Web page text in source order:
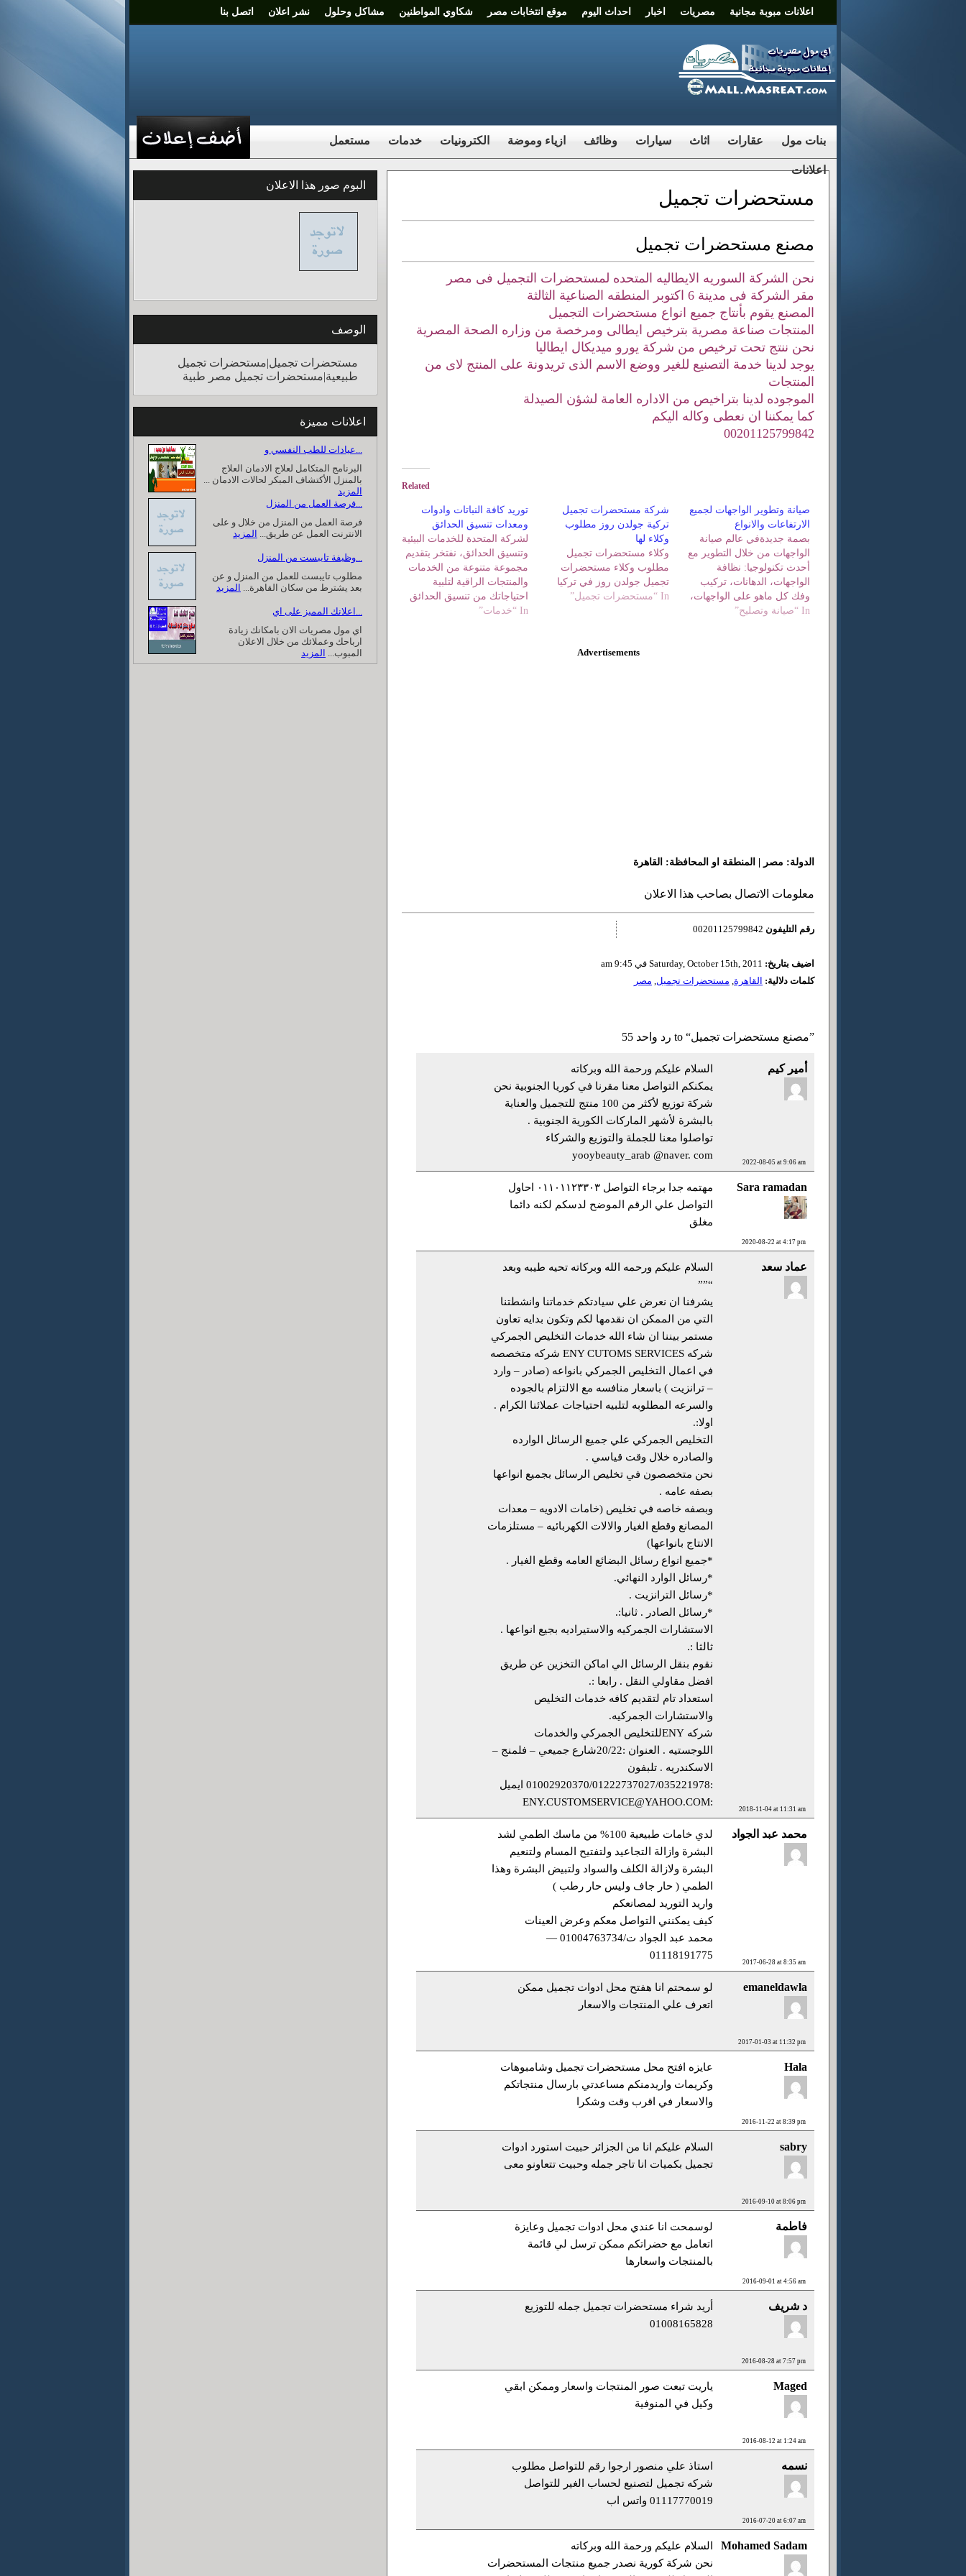
اعلانات مبوبة مجانية مصريات اخبار احداث اليوم موقع انتخابات مصر شكاوي المواطنين مشاكل وحلول نشر اعلان اتصل بنا
بنات مول عقارات اثاث سيارات وظائف ازياء وموضة الكترونيات خدمات مستعمل
اعلانات
مستحضرات تجميل
مصنع مستحضرات تجميل
نحن الشركة السوريه الايطاليه المتحده لمستحضرات التجميل فى مصر
مقر الشركة فى مدينة 6 اكتوبر المنطقه الصناعية الثالثة
المصنع يقوم بأنتاج جميع انواع مستحضرات التجميل
المنتجات صناعة مصرية بترخيص ايطالى ومرخصة من وزاره الصحة المصرية
نحن ننتج تحت ترخيص من شركة يورو ميديكال ايطاليا
يوجد لدينا خدمة التصنيع للغير ووضع الاسم الذى تريدونة على المنتج لاى من
المنتجات
الموجوده لدينا بتراخيص من الاداره العامة لشؤن الصيدلة
كما يمكننا ان نعطى وكاله اليكم
00201125799842
Related
توريد كافة النباتات وادوات
ومعدات تنسيق الحدائق
لشركة المتحدة للخدمات البيئية
وتنسيق الحدائق، نفتخر بتقديم
مجموعة متنوعة من الخدمات
والمنتجات الراقية لتلبية
احتياجاتك من تنسيق الحدائق
والزينة النباتية
In “خدمات”
شركة مستحضرات تجميل
تركية جولدن روز مطلوب
وكلاء لها
وكلاء مستحضرات تجميل
مطلوب وكلاء مستحضرات
تجميل جولدن روز في تركيا
In “مستحضرات تجميل”
صيانة وتطوير الواجهات لجميع
الارتفاعات والانواع
بصمة جديدةفي عالم صيانة
الواجهات من خلال التطوير مع
أحدث تكنولوجيا: نظافة
الواجهات، الدهانات، تركيب
وفك كل ماهو على الواجهات،
خاماتنا ومعداتنا آمنة و صديقة
In “صيانة وتصليح”
Advertisements
الدولة: مصر | المنطقة او المحافظة: القاهرة
معلومات الاتصال بصاحب هذا الاعلان
رقم التليفون
اضيف بتاريخ:
كلمات دلالية: القاهرة, مستحضرات تجميل, مصر
55 رد واحد to “مصنع مستحضرات تجميل”
أمير كيم
2022-08-05 at 9:06 am
السلام عليكم ورحمة الله وبركاته
يمكنكم التواصل معنا مقرنا في كوريا الجنوبية نحن
شركة توزيع لأكثر من 100 منتج للتجميل والعناية
بالبشرة لأشهر الماركات الكورية الجنوبية .
تواصلوا معنا للجملة والتوزيع والشركاء
yooybeauty_arab @naver. com
Sara ramadan
2020-08-22 at 4:17 pm
مهتمه جدا برجاء التواصل ٠١١٠١١٢٣٣٠٣ احاول
التواصل علي الرقم الموضح لدسكم لكنه دائما
مغلق
عماد سعد
2018-11-04 at 11:31 am
السلام عليكم ورحمه الله وبركاته تحيه طيبه وبعد
“””
يشرفنا ان نعرض علي سيادتكم خدماتنا وانشطتنا
التي من الممكن ان نقدمها لكم وتكون بدايه تعاون
مستمر بيننا ان شاء الله خدمات التخليص الجمركي
شركه ENY CUTOMS SERVICES شركه متخصصه
في اعمال التخليص الجمركي بانواعه (صادر – وارد
– ترانزيت ) باسعار منافسه مع الالتزام بالجوده
والسرعه المطلوبه لتلبيه احتياجات عملائنا الكرام .
اولا:.
التخليص الجمركي علي جميع الرسائل الوارده
والصادره خلال وقت قياسي .
نحن متخصصون في تخليص الرسائل بجميع انواعها
بصفه عامه .
وبصفه خاصه في تخليص (خامات الادويه – معدات
المصانع وقطع الغيار والالات الكهربائيه – مستلزمات
الانتاج بانواعها)
*جميع انواع رسائل البضائع العامه وقطع الغيار .
*رسائل الوارد النهائي.
*رسائل الترانزيت .
*رسائل الصادر . ثانيا:.
الاستشارات الجمركيه والاستيراديه بجيع انواعها .
ثالثا :.
نقوم بنقل الرسائل الي اماكن التخزين عن طريق
افضل مقاولي النقل . رابعا :.
استعداد تام لتقديم كافه خدمات التخليص
والاستشارات الجمركيه.
شركه ENYللتخليص الجمركي والخدمات
اللوجستيه . العنوان :20/22شارع جميعي – فلمنج –
الاسكندريه . تلبفون
:01002920370/01222737027/035221978 ايميل
:
ENY.CUSTOMSERVICE@YAHOO.COM
محمد عبد الجواد
2017-06-28 at 8:35 am
لدي خامات طبيعية 100% من ماسك الطمي لشد
البشرة وازالة التجاعيد ولتفتيح المسام ولتنعيم
البشرة ولازالة الكلف والسواد ولتبيض البشرة وهذا
الطمي ( حار جاف وليس حار رطب )
واريد التوريد لمصانعكم
كيف يمكنني التواصل معكم وعرض العينات
محمد عبد الجواد ت/01004763734 —
01118191775
emaneldawla
2017-01-03 at 11:32 pm
لو سمحتم انا هفتح محل ادوات تجميل ممكن
اتعرف علي المنتجات والاسعار
Hala
2016-11-22 at 8:39 pm
عايزه افتح محل مستحضرات تجميل وشامبوهات
وكريمات واريدمنكم مساعدتي بارسال منتجاتكم
والاسعار في اقرب وقت وشكرا
sabry
2016-09-10 at 8:06 pm
السلام عليكم انا من الجزائر حبيت استورد ادوات
تجميل بكميات انا تاجر جمله وحبيت تتعاونو معى
فاطمة
2016-09-01 at 4:56 am
لوسمحت انا عندي محل ادوات تجميل وعايزة
اتعامل مع حضراتكم ممكن ترسل لي قائمة
بالمنتجات واسعارها
د شريف
2016-08-28 at 7:57 pm
أريد شراء مستحضرات تجميل جمله للتوزيع
01008165828
Maged
2016-08-12 at 1:24 am
ياريت تبعت صور المنتجات واسعار وممكن ابقي
وكيل في المنوفية
نسمه
2016-07-20 at 6:07 am
استاذ علي منصور ارجوا رقم للتواصل مطلوب
شركه تجميل لتصنيع لحساب الغير للتواصل
01117770019 واتس اب
Mohamed Sadam
السلام عليكم ورحمة الله وبركاته
نحن شركة كورية نصدر جميع منتجات المستحضرات
البوم صور هذا الاعلان
الوصف
مستحضرات تجميل|مستحضرات تجميل
طبيعية|مستحضرات تجميل مصر طبية
اعلانات مميزة
عيادات للطب النفسي و...
البرنامج المتكامل لعلاج الادمان العلاج
بالمنزل الأكتشاف المبكر لحالات الادمان ...
المزيد
فرصة العمل من المنزل...
فرصة العمل من المنزل من خلال و على
الانترنت العمل عن طريق... المزيد
وظيفة تايبست من المنزل...
مطلوب تايبست للعمل من المنزل و عن
بعد يشترط من سكان القاهرة... المزيد
اعلانك المميز على اي...
اي مول مصريات الان بامكانك زيادة
ارباحك وعملائك من خلال الاعلان
المبوب... المزيد